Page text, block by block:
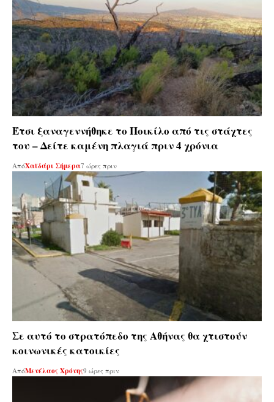
Έτσι ξαναγεννήθηκε το Ποικίλο από τις στάχτες
του – Δείτε καμένη πλαγιά πριν 4 χρόνια
ΑπόΧαϊδάρι Σήμερα7 ώρες πριν
Σε αυτό το στρατόπεδο της Αθήνας θα χτιστούν
κοινωνικές κατοικίες
ΑπόΜενέλαος Χρόνης9 ώρες πριν